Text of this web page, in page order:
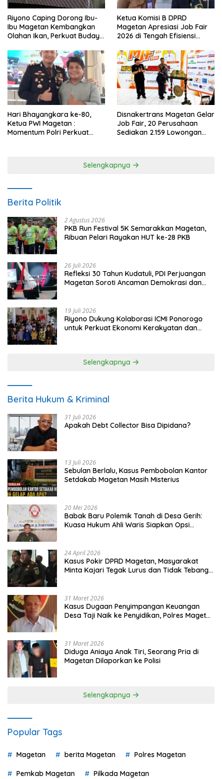
Riyono Caping Dorong Ibu-
Ibu Magetan Kembangkan
Olahan Ikan, Perkuat Budaya
Ketua Komisi B DPRD
Magetan Apresiasi Job Fair
2026 di Tengah Efisiensi
Hari Bhayangkara ke-80,
Ketua PWI Magetan :
Momentum Polri Perkuat
Disnakertrans Magetan Gelar
Job Fair, 20 Perusahaan
Sediakan 2.159 Lowongan
Selengkapnya
Berita Politik
2 Agustus 2026
PKB Run Festival 5K Semarakkan Magetan,
Ribuan Pelari Rayakan HUT ke-28 PKB
26 Juli 2026
Refleksi 30 Tahun Kudatuli, PDI Perjuangan
Magetan Soroti Ancaman Demokrasi dan
19 Juli 2026
Riyono Dukung Kolaborasi ICMI Ponorogo
untuk Perkuat Ekonomi Kerakyatan dan
Selengkapnya
Berita Hukum & Kriminal
31 Juli 2026
Apakah Debt Collector Bisa Dipidana?
13 Juli 2026
Sebulan Berlalu, Kasus Pembobolan Kantor
Setdakab Magetan Masih Misterius
20 Mei 2026
Babak Baru Polemik Tanah di Desa Gerih:
Kuasa Hukum Ahli Waris Siapkan Opsi
24 April 2026
Kasus Pokir DPRD Magetan, Masyarakat
Minta Kajari Tegak Lurus dan Tidak Tebang
31 Maret 2026
Kasus Dugaan Penyimpangan Keuangan
Desa Taji Naik ke Penyidikan, Polres Magetan
31 Maret 2026
Diduga Aniaya Anak Tiri, Seorang Pria di
Magetan Dilaporkan ke Polisi
Selengkapnya
Popular Tags
Magetan berita Magetan Polres Magetan
Pemkab Magetan Pilkada Magetan